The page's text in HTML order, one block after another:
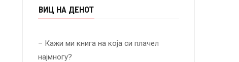
ВИЦ НА ДЕНОТ
– Кажи ми книга на која си плачел
најмногу?